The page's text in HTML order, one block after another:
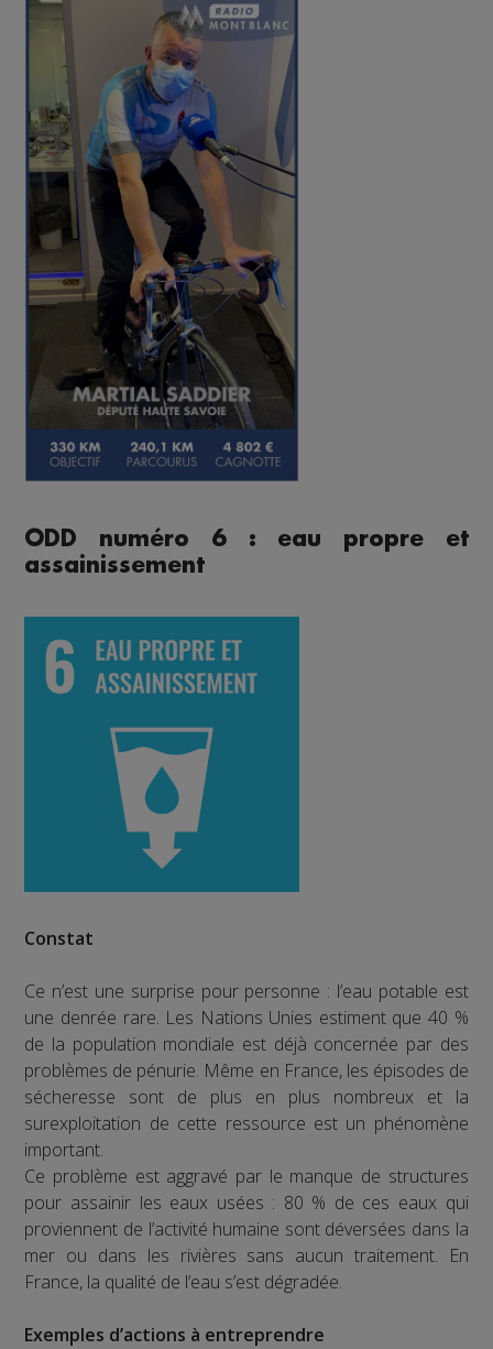
ODD numéro 6 : eau propre et
assainissement
Constat
Ce n’est une surprise pour personne : l’eau potable est
une denrée rare. Les Nations Unies estiment que 40 %
de la population mondiale est déjà concernée par des
problèmes de pénurie. Même en France, les épisodes de
sécheresse sont de plus en plus nombreux et la
surexploitation de cette ressource est un phénomène
important.
Ce problème est aggravé par le manque de structures
pour assainir les eaux usées : 80 % de ces eaux qui
proviennent de l’activité humaine sont déversées dans la
mer ou dans les rivières sans aucun traitement. En
France, la qualité de l’eau s’est dégradée.
Exemples d’actions à entreprendre